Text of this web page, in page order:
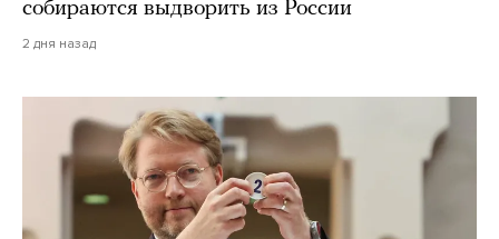
собираются выдворить из России
2 дня назад